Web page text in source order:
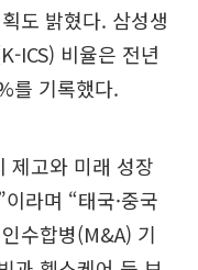
도 밝혔다. 삼성생
ICS) 비율은 전년
를 기록했다.
제고와 미래 성장
라며 “태국·중국
수합병(M&A) 기